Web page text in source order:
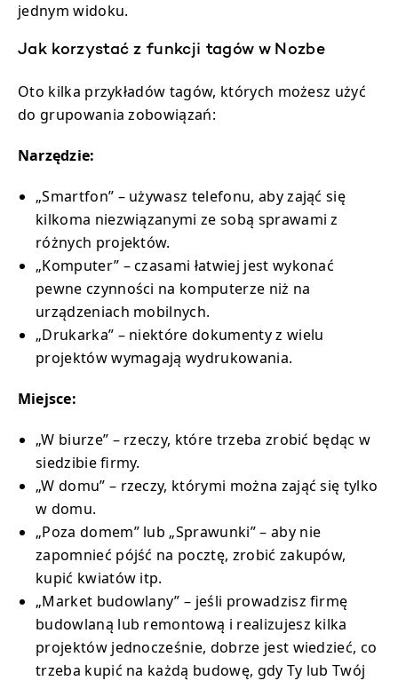
jednym widoku.
Jak korzystać z funkcji tagów w Nozbe
Oto kilka przykładów tagów, których możesz użyć
do grupowania zobowiązań:
Narzędzie:
„Smartfon” – używasz telefonu, aby zająć się
kilkoma niezwiązanymi ze sobą sprawami z
różnych projektów.
„Komputer” – czasami łatwiej jest wykonać
pewne czynności na komputerze niż na
urządzeniach mobilnych.
„Drukarka” – niektóre dokumenty z wielu
projektów wymagają wydrukowania.
Miejsce:
„W biurze” – rzeczy, które trzeba zrobić będąc w
siedzibie firmy.
„W domu” – rzeczy, którymi można zająć się tylko
w domu.
„Poza domem” lub „Sprawunki” – aby nie
zapomnieć pójść na pocztę, zrobić zakupów,
kupić kwiatów itp.
„Market budowlany” – jeśli prowadzisz firmę
budowlaną lub remontową i realizujesz kilka
projektów jednocześnie, dobrze jest wiedzieć, co
trzeba kupić na każdą budowę, gdy Ty lub Twój